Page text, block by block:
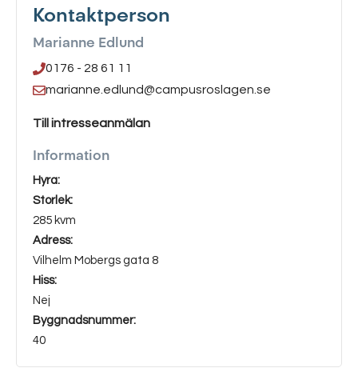
Kontaktperson
Marianne Edlund
0176 - 28 61 11
marianne.edlund@campusroslagen.se
Till intresseanmälan
Information
Hyra:
Storlek:
285 kvm
Adress:
Vilhelm Mobergs gata 8
Hiss:
Nej
Byggnadsnummer:
40